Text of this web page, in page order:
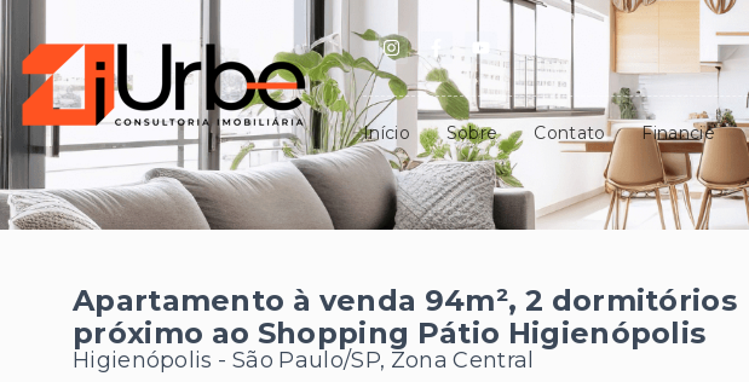
Início Sobre Contato Financie
Apartamento à venda 94m², 2 dormitórios
próximo ao Shopping Pátio Higienópolis
Higienópolis - São Paulo/SP, Zona Central